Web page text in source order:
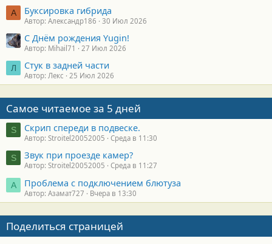
А Буксировка гибрида
Автор: Александр186 30 Июл 2026
С Днём рождения Yugin!
Автор: Mihail71 27 Июл 2026
Л Стук в задней части
Автор: Лекс 25 Июл 2026
Самое читаемое за 5 дней
S Скрип спереди в подвеске.
Автор: Stroitel20052005 Среда в 11:30
S Звук при проезде камер?
Автор: Stroitel20052005 Среда в 11:27
А Проблема с подключением блютуза
Автор: Азамат727 Вчера в 13:30
Поделиться страницей